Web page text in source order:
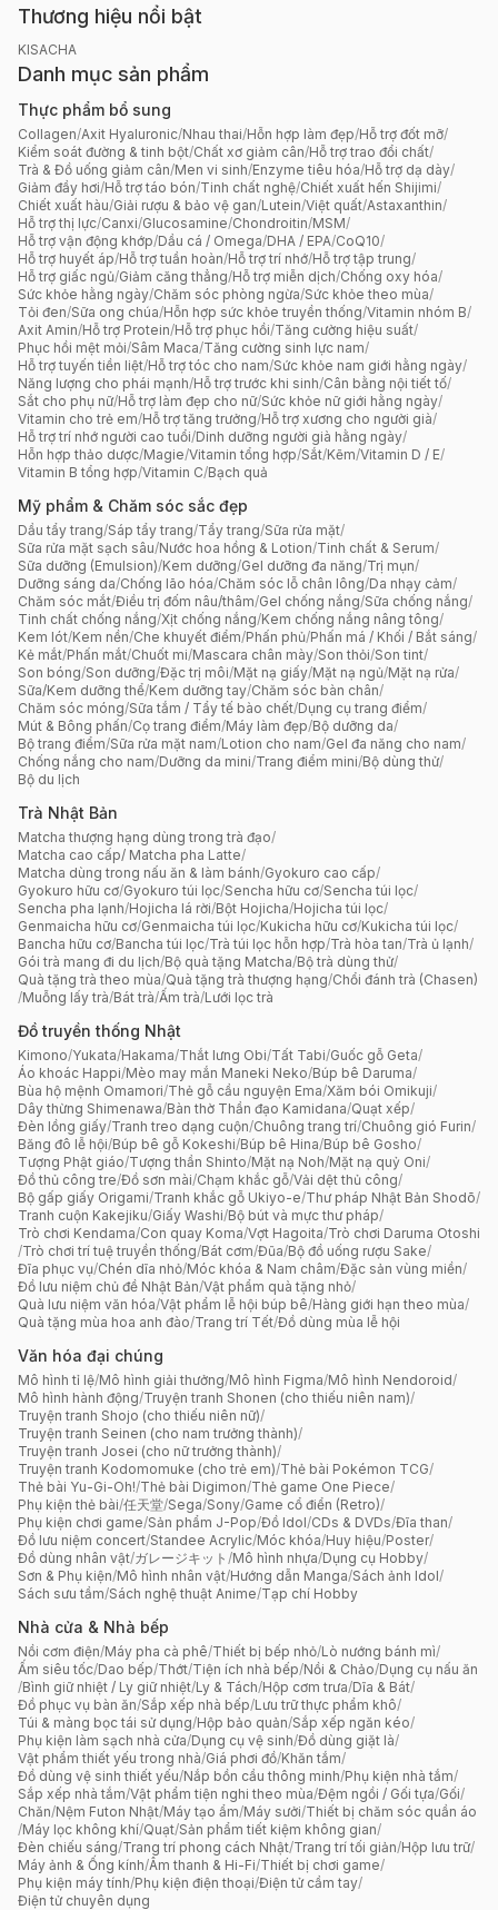
Thương hiệu nổi bật
KISACHA
Danh mục sản phẩm
Thực phẩm bổ sung
Collagen/Axit Hyaluronic/Nhau thai/Hỗn hợp làm đẹp/Hỗ trợ đốt mỡ/
Kiểm soát đường & tinh bột/Chất xơ giảm cân/Hỗ trợ trao đổi chất/
Trà & Đồ uống giảm cân/Men vi sinh/Enzyme tiêu hóa/Hỗ trợ dạ dày/
Giảm đầy hơi/Hỗ trợ táo bón/Tinh chất nghệ/Chiết xuất hến Shijimi/
Chiết xuất hàu/Giải rượu & bảo vệ gan/Lutein/Việt quất/Astaxanthin/
Hỗ trợ thị lực/Canxi/Glucosamine/Chondroitin/MSM/
Hỗ trợ vận động khớp/Dầu cá / Omega/DHA / EPA/CoQ10/
Hỗ trợ huyết áp/Hỗ trợ tuần hoàn/Hỗ trợ trí nhớ/Hỗ trợ tập trung/
Hỗ trợ giấc ngủ/Giảm căng thẳng/Hỗ trợ miễn dịch/Chống oxy hóa/
Sức khỏe hằng ngày/Chăm sóc phòng ngừa/Sức khỏe theo mùa/
Tỏi đen/Sữa ong chúa/Hỗn hợp sức khỏe truyền thống/Vitamin nhóm B/
Axit Amin/Hỗ trợ Protein/Hỗ trợ phục hồi/Tăng cường hiệu suất/
Phục hồi mệt mỏi/Sâm Maca/Tăng cường sinh lực nam/
Hỗ trợ tuyến tiền liệt/Hỗ trợ tóc cho nam/Sức khỏe nam giới hằng ngày/
Năng lượng cho phái mạnh/Hỗ trợ trước khi sinh/Cân bằng nội tiết tố/
Sắt cho phụ nữ/Hỗ trợ làm đẹp cho nữ/Sức khỏe nữ giới hằng ngày/
Vitamin cho trẻ em/Hỗ trợ tăng trưởng/Hỗ trợ xương cho người già/
Hỗ trợ trí nhớ người cao tuổi/Dinh dưỡng người già hằng ngày/
Hỗn hợp thảo dược/Magie/Vitamin tổng hợp/Sắt/Kẽm/Vitamin D / E/
Vitamin B tổng hợp/Vitamin C/Bạch quả
Mỹ phẩm & Chăm sóc sắc đẹp
Dầu tẩy trang/Sáp tẩy trang/Tẩy trang/Sữa rửa mặt/
Sữa rửa mặt sạch sâu/Nước hoa hồng & Lotion/Tinh chất & Serum/
Sữa dưỡng (Emulsion)/Kem dưỡng/Gel dưỡng đa năng/Trị mụn/
Dưỡng sáng da/Chống lão hóa/Chăm sóc lỗ chân lông/Da nhạy cảm/
Chăm sóc mắt/Điều trị đốm nâu/thâm/Gel chống nắng/Sữa chống nắng/
Tinh chất chống nắng/Xịt chống nắng/Kem chống nắng nâng tông/
Kem lót/Kem nền/Che khuyết điểm/Phấn phủ/Phấn má / Khối / Bắt sáng/
Kẻ mắt/Phấn mắt/Chuốt mi/Mascara chân mày/Son thỏi/Son tint/
Son bóng/Son dưỡng/Đặc trị môi/Mặt nạ giấy/Mặt nạ ngủ/Mặt nạ rửa/
Sữa/Kem dưỡng thể/Kem dưỡng tay/Chăm sóc bàn chân/
Chăm sóc móng/Sữa tắm / Tẩy tế bào chết/Dụng cụ trang điểm/
Mút & Bông phấn/Cọ trang điểm/Máy làm đẹp/Bộ dưỡng da/
Bộ trang điểm/Sữa rửa mặt nam/Lotion cho nam/Gel đa năng cho nam/
Chống nắng cho nam/Dưỡng da mini/Trang điểm mini/Bộ dùng thử/
Bộ du lịch
Trà Nhật Bản
Matcha thượng hạng dùng trong trà đạo/
Matcha cao cấp/ Matcha pha Latte/
Matcha dùng trong nấu ăn & làm bánh/Gyokuro cao cấp/
Gyokuro hữu cơ/Gyokuro túi lọc/Sencha hữu cơ/Sencha túi lọc/
Sencha pha lạnh/Hojicha lá rời/Bột Hojicha/Hojicha túi lọc/
Genmaicha hữu cơ/Genmaicha túi lọc/Kukicha hữu cơ/Kukicha túi lọc/
Bancha hữu cơ/Bancha túi lọc/Trà túi lọc hỗn hợp/Trà hòa tan/Trà ủ lạnh/
Gói trà mang đi du lịch/Bộ quà tặng Matcha/Bộ trà dùng thử/
Quà tặng trà theo mùa/Quà tặng trà thượng hạng/Chổi đánh trà (Chasen)
/Muỗng lấy trà/Bát trà/Ấm trà/Lưới lọc trà
Đồ truyền thống Nhật
Kimono/Yukata/Hakama/Thắt lưng Obi/Tất Tabi/Guốc gỗ Geta/
Áo khoác Happi/Mèo may mắn Maneki Neko/Búp bê Daruma/
Bùa hộ mệnh Omamori/Thẻ gỗ cầu nguyện Ema/Xăm bói Omikuji/
Dây thừng Shimenawa/Bàn thờ Thần đạo Kamidana/Quạt xếp/
Đèn lồng giấy/Tranh treo dạng cuộn/Chuông trang trí/Chuông gió Furin/
Băng đô lễ hội/Búp bê gỗ Kokeshi/Búp bê Hina/Búp bê Gosho/
Tượng Phật giáo/Tượng thần Shinto/Mặt nạ Noh/Mặt nạ quỷ Oni/
Đồ thủ công tre/Đồ sơn mài/Chạm khắc gỗ/Vải dệt thủ công/
Bộ gấp giấy Origami/Tranh khắc gỗ Ukiyo-e/Thư pháp Nhật Bản Shodō/
Tranh cuộn Kakejiku/Giấy Washi/Bộ bút và mực thư pháp/
Trò chơi Kendama/Con quay Koma/Vợt Hagoita/Trò chơi Daruma Otoshi
/Trò chơi trí tuệ truyền thống/Bát cơm/Đũa/Bộ đồ uống rượu Sake/
Đĩa phục vụ/Chén dĩa nhỏ/Móc khóa & Nam châm/Đặc sản vùng miền/
Đồ lưu niệm chủ đề Nhật Bản/Vật phẩm quà tặng nhỏ/
Quà lưu niệm văn hóa/Vật phẩm lễ hội búp bê/Hàng giới hạn theo mùa/
Quà tặng mùa hoa anh đào/Trang trí Tết/Đồ dùng mùa lễ hội
Văn hóa đại chúng
Mô hình tỉ lệ/Mô hình giải thưởng/Mô hình Figma/Mô hình Nendoroid/
Mô hình hành động/Truyện tranh Shonen (cho thiếu niên nam)/
Truyện tranh Shojo (cho thiếu niên nữ)/
Truyện tranh Seinen (cho nam trưởng thành)/
Truyện tranh Josei (cho nữ trưởng thành)/
Truyện tranh Kodomomuke (cho trẻ em)/Thẻ bài Pokémon TCG/
Thẻ bài Yu-Gi-Oh!/Thẻ bài Digimon/Thẻ game One Piece/
Phụ kiện thẻ bài/任天堂/Sega/Sony/Game cổ điển (Retro)/
Phụ kiện chơi game/Sản phẩm J-Pop/Đồ Idol/CDs & DVDs/Đĩa than/
Đồ lưu niệm concert/Standee Acrylic/Móc khóa/Huy hiệu/Poster/
Đồ dùng nhân vật/ガレージキット /Mô hình nhựa/Dụng cụ Hobby/
Sơn & Phụ kiện/Mô hình nhân vật/Hướng dẫn Manga/Sách ảnh Idol/
Sách sưu tầm/Sách nghệ thuật Anime/Tạp chí Hobby
Nhà cửa & Nhà bếp
Nồi cơm điện/Máy pha cà phê/Thiết bị bếp nhỏ/Lò nướng bánh mì/
Ấm siêu tốc/Dao bếp/Thớt/Tiện ích nhà bếp/Nồi & Chảo/Dụng cụ nấu ăn
/Bình giữ nhiệt / Ly giữ nhiệt/Ly & Tách/Hộp cơm trưa/Dĩa & Bát/
Đồ phục vụ bàn ăn/Sắp xếp nhà bếp/Lưu trữ thực phẩm khô/
Túi & màng bọc tái sử dụng/Hộp bảo quản/Sắp xếp ngăn kéo/
Phụ kiện làm sạch nhà cửa/Dụng cụ vệ sinh/Đồ dùng giặt là/
Vật phẩm thiết yếu trong nhà/Giá phơi đồ/Khăn tắm/
Đồ dùng vệ sinh thiết yếu/Nắp bồn cầu thông minh/Phụ kiện nhà tắm/
Sắp xếp nhà tắm/Vật phẩm tiện nghi theo mùa/Đệm ngồi / Gối tựa/Gối/
Chăn/Nệm Futon Nhật/Máy tạo ẩm/Máy sưởi/Thiết bị chăm sóc quần áo
/Máy lọc không khí/Quạt/Sản phẩm tiết kiệm không gian/
Đèn chiếu sáng/Trang trí phong cách Nhật/Trang trí tối giản/Hộp lưu trữ/
Máy ảnh & Ống kính/Âm thanh & Hi-Fi/Thiết bị chơi game/
Phụ kiện máy tính/Phụ kiện điện thoại/Điện tử cầm tay/
Điện tử chuyên dụng